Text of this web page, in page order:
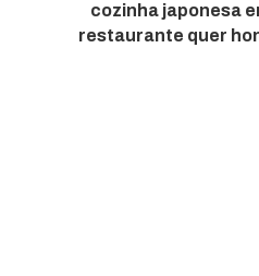
cozinha japonesa
restaurante quer